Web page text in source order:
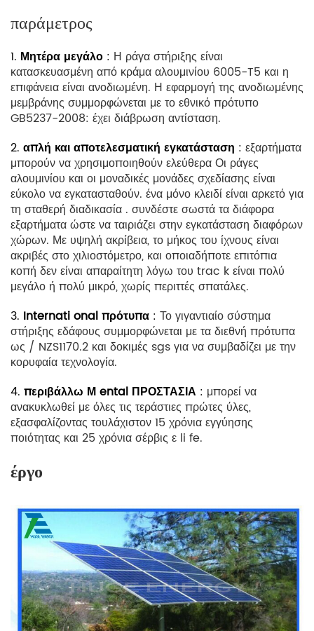
παράμετρος
1. Μητέρα μεγάλο : Η ράγα στήριξης είναι
κατασκευασμένη από κράμα αλουμινίου 6005-T5 και η
επιφάνεια είναι ανοδιωμένη. Η εφαρμογή της ανοδιωμένης
μεμβράνης συμμορφώνεται με το εθνικό πρότυπο
GB5237-2008: έχει διάβρωση αντίσταση.
2. απλή και αποτελεσματική εγκατάσταση : εξαρτήματα
μπορούν να χρησιμοποιηθούν ελεύθερα Οι ράγες
αλουμινίου και οι μοναδικές μονάδες σχεδίασης είναι
εύκολο να εγκατασταθούν. ένα μόνο κλειδί είναι αρκετό για
τη σταθερή διαδικασία . συνδέστε σωστά τα διάφορα
εξαρτήματα ώστε να ταιριάζει στην εγκατάσταση διαφόρων
χώρων. Με υψηλή ακρίβεια, το μήκος του ίχνους είναι
ακριβές στο χιλιοστόμετρο, και οποιαδήποτε επιτόπια
κοπή δεν είναι απαραίτητη λόγω του trac k είναι πολύ
μεγάλο ή πολύ μικρό, χωρίς περιττές σπατάλες.
3. International πρότυπα : Το γιγαντιαίο σύστημα
στήριξης εδάφους συμμορφώνεται με τα διεθνή πρότυπα
ως / NZS1170.2 και δοκιμές sgs για να συμβαδίζει με την
κορυφαία τεχνολογία.
4. περιβάλλω Μental ΠΡΟΣΤΑΣΙΑ : μπορεί να
ανακυκλωθεί με όλες τις τεράστιες πρώτες ύλες,
εξασφαλίζοντας τουλάχιστον 15 χρόνια εγγύησης
ποιότητας και 25 χρόνια σέρβιςε li fe.
έργο